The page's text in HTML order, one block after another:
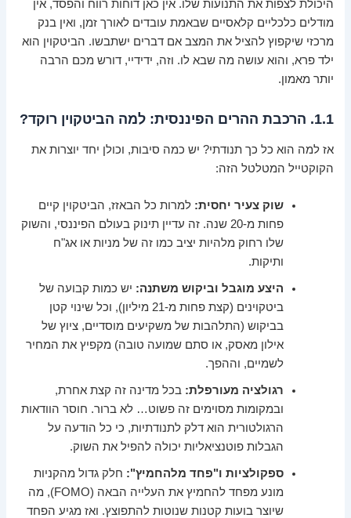
היכולת לצפות את התנועות שלו. אין כאן דוחות רווח והפסד, אין
מודלים כלכליים קלאסיים שבאמת עובדים לאורך זמן, ואין בנק
מרכזי שיקפוץ להציל את המצב אם דברים ישתבשו. הביטקוין הוא
ילד פרא, והוא עושה מה שבא לו. וזה, ידידיי, דורש מכם הרבה
יותר מאמון.
1.1. הרכבת ההרים הפיננסית: למה הביטקוין רוקד?
אז למה הוא כל כך תנודתי? יש כמה סיבות, וכולן יחד יוצרות את
הקוקטייל המטלטל הזה:
שוק צעיר יחסית: למרות כל הבאזז, הביטקוין קיים
פחות מ-20 שנה. זה עדיין תינוק בעולם הפיננסי, והשוק
שלו רחוק מלהיות יציב כמו זה של מניות או אג"ח
ותיקות.
היצע מוגבל וביקוש משתנה: יש כמות קבועה של
ביטקוינים (קצת פחות מ-21 מיליון), וכל שינוי קטן
בביקוש (התלהבות של משקיעים מוסדיים, ציוץ של
אילון מאסק, או סתם שמועה טובה) מקפיץ את המחיר
לשמיים, וההפך.
רגולציה מעורפלת: בכל מדינה זה קצת אחרת,
ובמקומות מסוימים זה פשוט… לא ברור. חוסר הוודאות
הרגולטורית הוא דלק לתנודתיות, כי כל הודעה על
הגבלות פוטנציאליות יכולה להפיל את השוק.
ספקולציות ו"פחד מלהחמיץ": חלק גדול מהקניות
מונע מפחד להחמיץ את העלייה הבאה (FOMO), מה
שיוצר בועות קטנות שנוטות להתפוצץ. ואז מגיע הפחד